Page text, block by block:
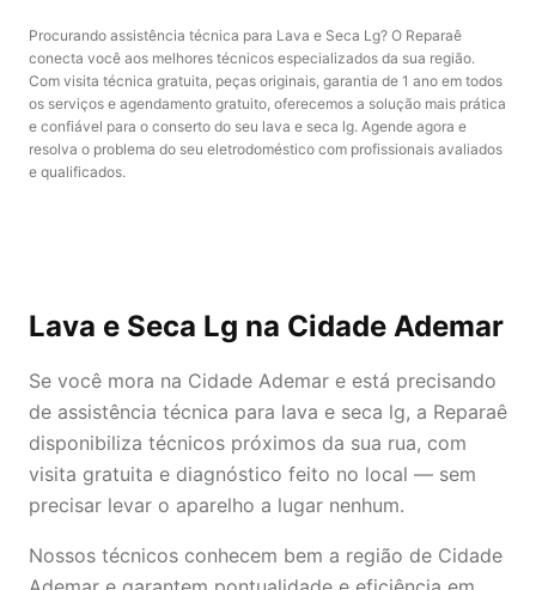
Procurando assistência técnica para Lava e Seca Lg? O Reparaê
conecta você aos melhores técnicos especializados da sua região.
Com visita técnica gratuita, peças originais, garantia de 1 ano em todos
os serviços e agendamento gratuito, oferecemos a solução mais prática
e confiável para o conserto do seu lava e seca lg. Agende agora e
resolva o problema do seu eletrodoméstico com profissionais avaliados
e qualificados.
Lava e Seca Lg na Cidade Ademar
Se você mora na Cidade Ademar e está precisando
de assistência técnica para lava e seca lg, a Reparaê
disponibiliza técnicos próximos da sua rua, com
visita gratuita e diagnóstico feito no local — sem
precisar levar o aparelho a lugar nenhum.
Nossos técnicos conhecem bem a região de Cidade